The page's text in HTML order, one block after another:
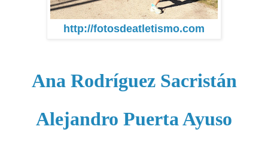
http://fotosdeatletismo.com
Ana Rodríguez Sacristán
Alejandro Puerta Ayuso